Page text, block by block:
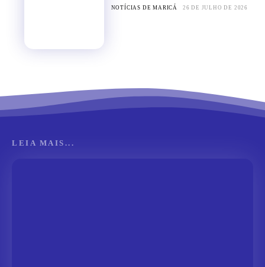
NOTÍCIAS DE MARICÁ 26 DE JULHO DE 2026
LEIA MAIS...